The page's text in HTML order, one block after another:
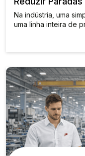
Na indústria, uma
uma linha inteira de